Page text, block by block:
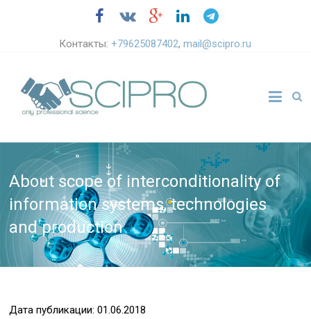
Контакты:+79625087402,mail@scipro.ru
About scope of interconditionality of
information systems, technologies
and production
Дата публикации: 01.06.2018